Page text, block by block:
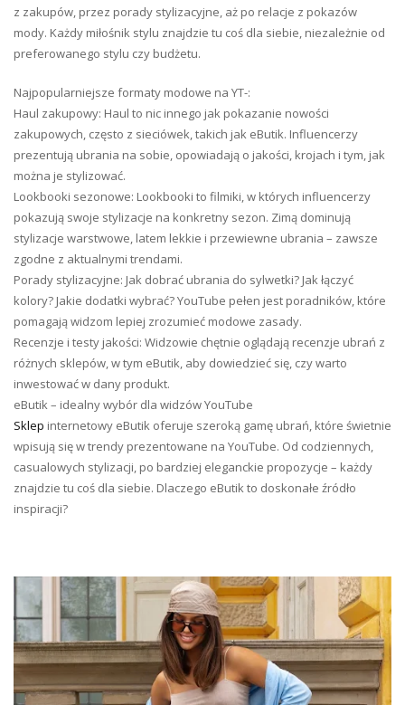
z zakupów, przez porady stylizacyjne, aż po relacje z pokazów
mody. Każdy miłośnik stylu znajdzie tu coś dla siebie, niezależnie od
preferowanego stylu czy budżetu.
Najpopularniejsze formaty modowe na YT-:
Haul zakupowy: Haul to nic innego jak pokazanie nowości
zakupowych, często z sieciówek, takich jak eButik. Influencerzy
prezentują ubrania na sobie, opowiadają o jakości, krojach i tym, jak
można je stylizować.
Lookbooki sezonowe: Lookbooki to filmiki, w których influencerzy
pokazują swoje stylizacje na konkretny sezon. Zimą dominują
stylizacje warstwowe, latem lekkie i przewiewne ubrania – zawsze
zgodne z aktualnymi trendami.
Porady stylizacyjne: Jak dobrać ubrania do sylwetki? Jak łączyć
kolory? Jakie dodatki wybrać? YouTube pełen jest poradników, które
pomagają widzom lepiej zrozumieć modowe zasady.
Recenzje i testy jakości: Widzowie chętnie oglądają recenzje ubrań z
różnych sklepów, w tym eButik, aby dowiedzieć się, czy warto
inwestować w dany produkt.
eButik – idealny wybór dla widzów YouTube
Sklep internetowy eButik oferuje szeroką gamę ubrań, które świetnie
wpisują się w trendy prezentowane na YouTube. Od codziennych,
casualowych stylizacji, po bardziej eleganckie propozycje – każdy
znajdzie tu coś dla siebie. Dlaczego eButik to doskonałe źródło
inspiracji?